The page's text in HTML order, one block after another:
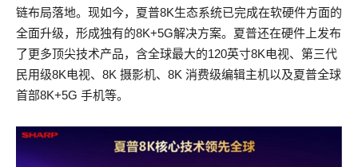
链布局落地。现如今，夏普8K生态系统已完成在软硬件方面的
全面升级，形成独有的8K+5G解决方案。夏普还在硬件上发布
了更多顶尖技术产品，含全球最大的120英寸8K电视、第三代
民用级8K电视、8K 摄影机、8K 消费级编辑主机以及夏普全球
首部8K+5G 手机等。